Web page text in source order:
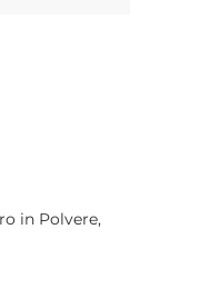
in Polvere,